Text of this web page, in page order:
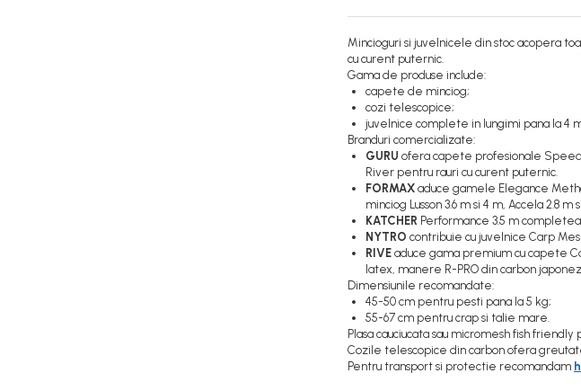
Mincioguri si juvelnicele din stoc acopera
cu curent puternic.
Gama de produse include:
capete de minciog;
cozi telescopice;
juvelnice complete in lungimi pana la 4
Branduri comercializate:
GURU ofera capete profesionale Speed
River pentru rauri cu curent puternic.
FORMAX aduce gamele Elegance
minciog Lusson 3.6 m si 4 m, Accela 2.8 m
KATCHER Performance 3.5 m
NYTRO contribuie cu juvelnice Carp
RIVE aduce gama premium cu capete
latex, manere R-PRO din carbon
Dimensiunile recomandate:
45-50 cm pentru pesti pana la 5 kg;
55-67 cm pentru crap si talie mare.
Plasa cauciucata sau micromesh fish
Cozile telescopice din carbon ofera
Pentru transport si protectie recomandam